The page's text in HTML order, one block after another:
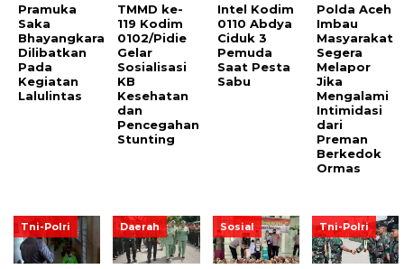
Pramuka
Saka
Bhayangkara
Dilibatkan
Pada
Kegiatan
Lalulintas
TMMD ke-
119 Kodim
0102/Pidie
Gelar
Sosialisasi
KB
Kesehatan
dan
Pencegahan
Stunting
Intel Kodim
0110 Abdya
Ciduk 3
Pemuda
Saat Pesta
Sabu
Polda Aceh
Imbau
Masyarakat
Segera
Melapor
Jika
Mengalami
Intimidasi
dari
Preman
Berkedok
Ormas
Tni-Polri Daerah Sosial Tni-Polri